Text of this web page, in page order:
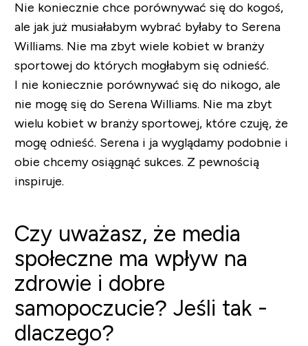
Nie koniecznie chce porównywać się do kogoś,
ale jak już musiałabym wybrać byłaby to Serena
Williams. Nie ma zbyt wiele kobiet w branży
sportowej do których mogłabym się odnieść.
I nie koniecznie porównywać się do nikogo, ale
nie mogę się do Serena Williams. Nie ma zbyt
wielu kobiet w branży sportowej, które czuję, że
mogę odnieść. Serena i ja wyglądamy podobnie i
obie chcemy osiągnąć sukces. Z pewnością
inspiruje.
Czy uważasz, że media
społeczne ma wpływ na
zdrowie i dobre
samopoczucie? Jeśli tak -
dlaczego?